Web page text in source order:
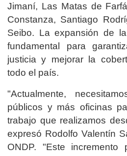
Jimaní, Las Matas de
Constanza, Santiago
Seibo. La expansión de
fundamental para
justicia y mejorar la
todo el país.
"Actualmente,
públicos y más oficinas
trabajo que realizamos
expresó Rodolfo Valentín
ONDP. "Este incremento